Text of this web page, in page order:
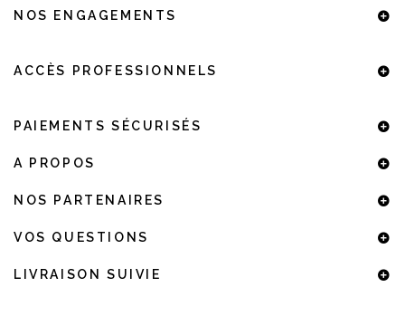
NOS ENGAGEMENTS
ACCÈS PROFESSIONNELS
PAIEMENTS SÉCURISÉS
A PROPOS
NOS PARTENAIRES
VOS QUESTIONS
LIVRAISON SUIVIE